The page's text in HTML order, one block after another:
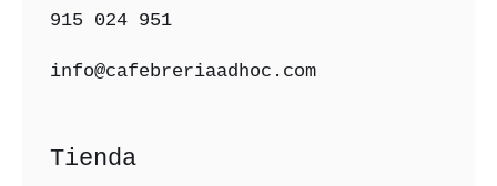
915 024 951‬
info@cafebreriaadhoc.com
Tienda